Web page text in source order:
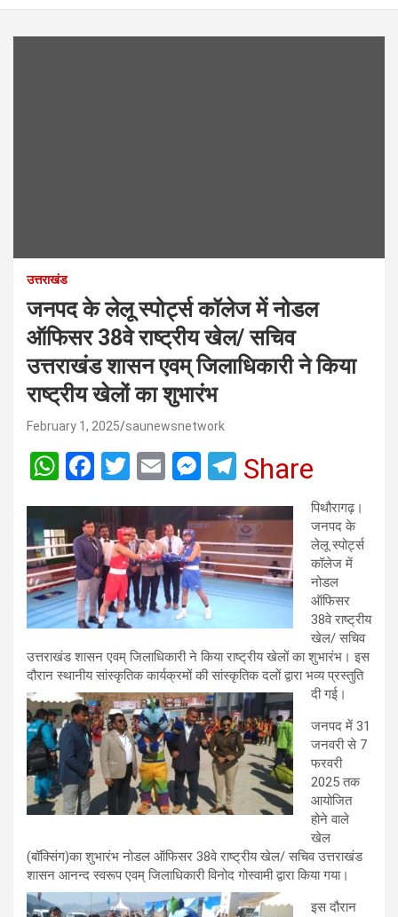
उत्तराखंड
जनपद के लेलू स्पोर्ट्स कॉलेज में नोडल
ऑफिसर 38वे राष्ट्रीय खेल/ सचिव
उत्तराखंड शासन एवम् जिलाधिकारी ने किया
राष्ट्रीय खेलों का शुभारंभ
February 1, 2025 saunewsnetwork
W
at
s
A
p
p
F
ce
b
o
o
k
T
tt
er
E
ail
M
se
n
g
er
T
e
gr
a
m
Share
पिथौरागढ़।
जनपद के
लेलू स्पोर्ट्स
कॉलेज में
नोडल
ऑफिसर
38वे राष्ट्रीय
खेल/ सचिव
उत्तराखंड शासन एवम् जिलाधिकारी ने किया राष्ट्रीय खेलों का शुभारंभ। इस
दौरान स्थानीय सांस्कृतिक कार्यक्रमों की सांस्कृतिक दलों द्वारा भव्य प्रस्तुति
दी गई।
जनपद में 31
जनवरी से 7
फरवरी
2025 तक
आयोजित
होने वाले
खेल
(बॉक्सिंग)का शुभारंभ नोडल ऑफिसर 38वे राष्ट्रीय खेल/ सचिव उत्तराखंड
शासन आनन्द स्वरूप एवम् जिलाधिकारी विनोद गोस्वामी द्वारा किया गया।
इस दौरान